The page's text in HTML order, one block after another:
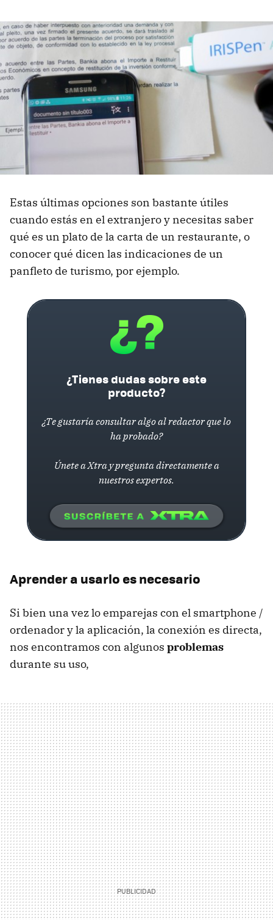
Estas últimas opciones son bastante útiles
cuando estás en el extranjero y necesitas saber
qué es un plato de la carta de un restaurante, o
conocer qué dicen las indicaciones de un
panfleto de turismo, por ejemplo.
¿Tienes dudas sobre este
producto?
¿Te gustaría consultar algo al redactor que lo
ha probado?
Únete a Xtra y pregunta directamente a
nuestros expertos.
Aprender a usarlo es necesario
Si bien una vez lo emparejas con el smartphone /
ordenador y la aplicación, la conexión es directa,
nos encontramos con algunos problemas
durante su uso,